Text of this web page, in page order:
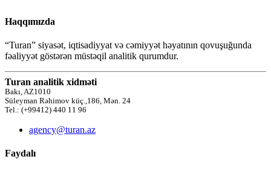
Haqqımızda
“Turan” siyasət, iqtisadiyyat və cəmiyyət həyatının qovuşuğunda
fəaliyyət göstərən müstəqil analitik qurumdur.
Turan analitik xidməti
Bakı, AZ1010
Süleyman Rəhimov küç.,186, Mən. 24
Tel.: (+99412) 440 11 96
agency@turan.az
Faydalı